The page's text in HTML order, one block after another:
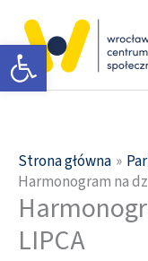
Otwórz pasek narzędzi
treści
Strona główna
Harmonogram na
LIPCA